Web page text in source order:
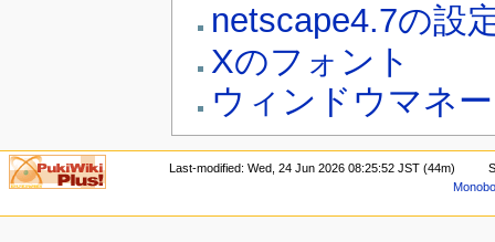
netscape4.7の設
Xのフォント
ウィンドウマネ
Last-modified: Wed, 24 Jun 2026 08:25:52 JST (44m)